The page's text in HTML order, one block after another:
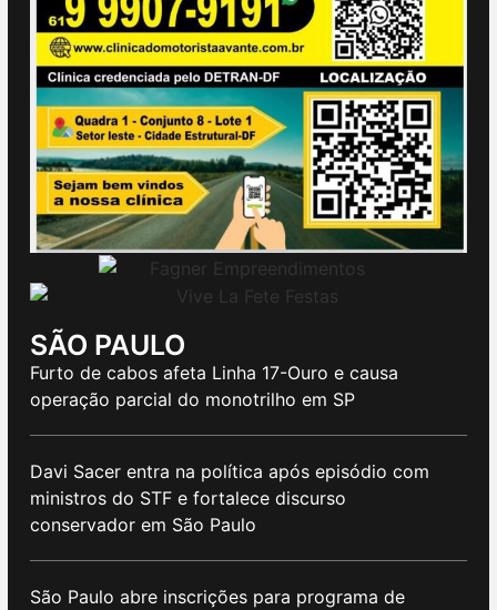
SÃO PAULO
Furto de cabos afeta Linha 17-Ouro e causa
operação parcial do monotrilho em SP
Davi Sacer entra na política após episódio com
ministros do STF e fortalece discurso
conservador em São Paulo
São Paulo abre inscrições para programa de